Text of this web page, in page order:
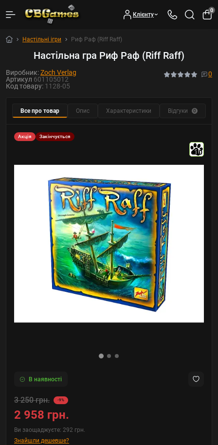
Клієнту
0
Настільні ігри Риф Раф (Riff Raff)
Настільна гра Риф Раф (Riff Raff)
Виробник:Zoch Verlag
Артикул 601105012
Код товару: 1128-05
0
Все про товар Опис Характеристики Відгуки 0
Акція Закінчується
10
В наявності
3 250 грн. -9%
2 958 грн.
Ви заощаджуєте: 292 грн.
Знайшли дешевше?